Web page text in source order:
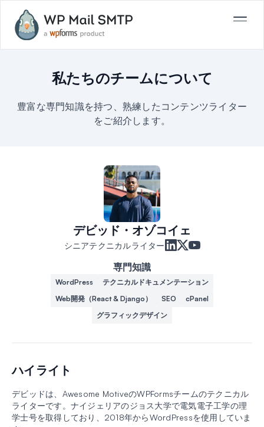
私たちのチームについて
豊富な専門知識を持つ、熟練したコンテンツライター
をご紹介します。
デビッド・オゾコイェ
シニアテクニカルライター
専門知識
WordPress
テクニカルドキュメンテーション
Web開発（React & Django）
SEO
cPanel
グラフィックデザイン
ハイライト
デビッドは、Awesome MotiveのWPFormsチームのテクニカル
ライターです。ナイジェリアのジョス大学で電気電子工学の理
学士号を取得しており、2018年からWordPressを使用していま